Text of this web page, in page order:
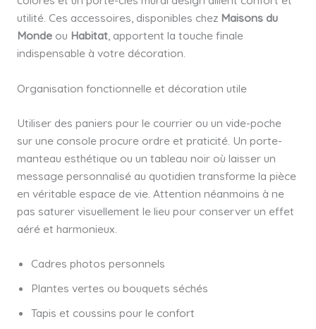
utilité. Ces accessoires, disponibles chez Maisons du
Mondeou Habitat, apportent la touche finale
indispensable à votre décoration.
Organisation fonctionnelle et décoration utile
Utiliser des paniers pour le courrier ou un vide-poche
sur une console procure ordre et praticité. Un porte-
manteau esthétique ou un tableau noir où laisser un
message personnalisé au quotidien transforme la pièce
en véritable espace de vie. Attention néanmoins à ne
pas saturer visuellement le lieu pour conserver un effet
aéré et harmonieux.
Cadres photos personnels
Plantes vertes ou bouquets séchés
Tapis et coussins pour le confort